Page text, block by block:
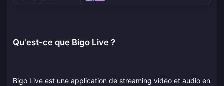
Qu'est-ce que Bigo Live ?
Bigo Live est une application de streaming vidéo et audio en